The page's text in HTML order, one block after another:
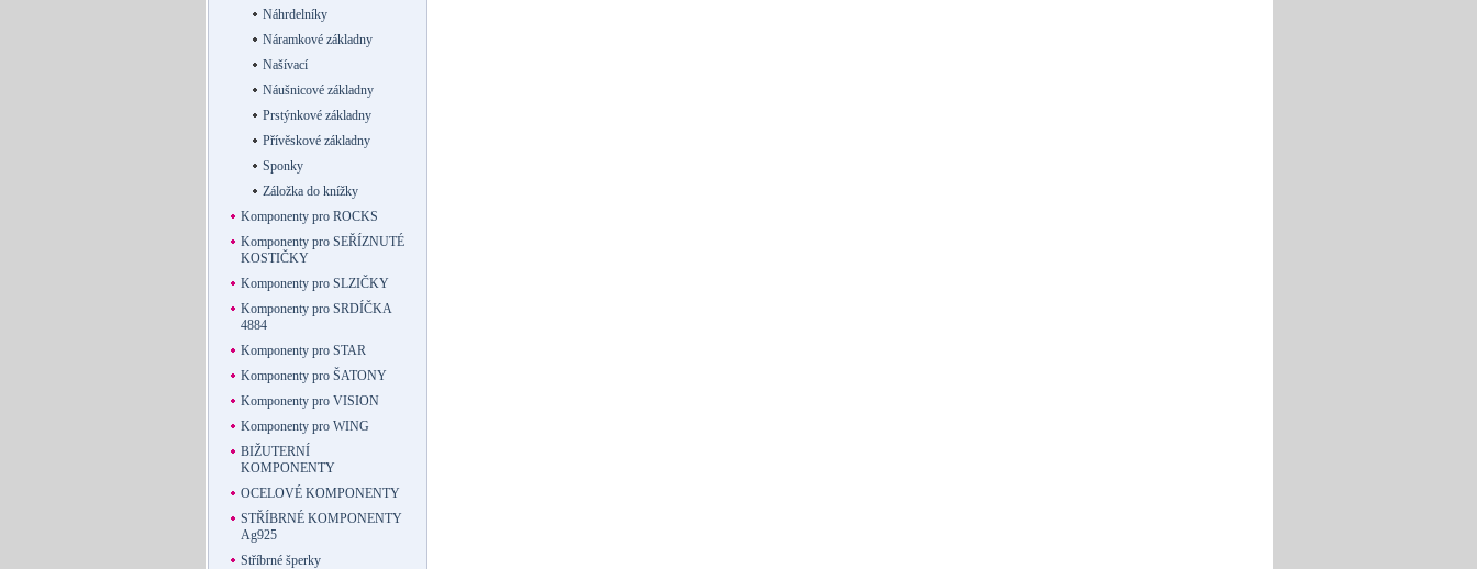
Náhrdelníky
Náramkové základny
Našívací
Náušnicové základny
Prstýnkové základny
Přívěskové základny
Sponky
Záložka do knížky
Komponenty pro ROCKS
Komponenty pro SEŘÍZNUTÉ
KOSTIČKY
Komponenty pro SLZIČKY
Komponenty pro SRDÍČKA
4884
Komponenty pro STAR
Komponenty pro ŠATONY
Komponenty pro VISION
Komponenty pro WING
BIŽUTERNÍ
KOMPONENTY
OCELOVÉ KOMPONENTY
STŘÍBRNÉ KOMPONENTY
Ag925
Stříbrné šperky